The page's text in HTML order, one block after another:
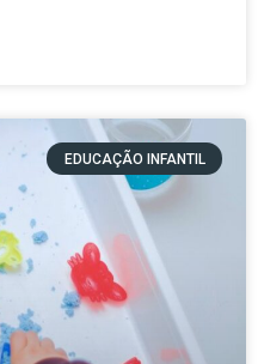
EDUCAÇÃO INFANTIL